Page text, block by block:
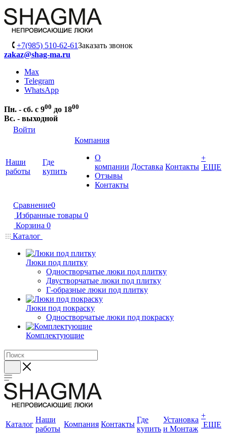
+7(985) 510-62-61Заказать звонок
zakaz@shag-ma.ru
Max
Telegram
WhatsApp
Пн. - сб. с 900 до 1800
Вс. - выходной
Войти
Наши
работы
Где
купить
Компания
О
компании
Отзывы
Контакты
Доставка Контакты
+
ЕЩЕ
Сравнение0
Избранные товары 0
Корзина 0
Каталог
Люки под плитку
Одностворчатые люки под плитку
Двустворчатые люки под плитку
Г-образные люки под плитку
Люки под покраску
Одностворчатые люки под покраску
Комплектующие
Каталог
Наши
работы
Компания Контакты
Где
купить
Установка
и Монтаж
+
ЕЩЕ